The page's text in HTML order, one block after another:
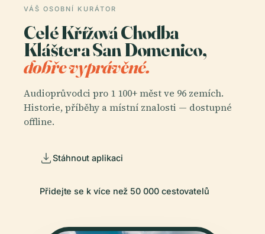
VÁŠ OSOBNÍ KURÁTOR
Celé Křížová Chodba
Kláštera San Domenico,
dobře vyprávěné.
Audioprůvodci pro 1 100+ měst ve 96 zemích.
Historie, příběhy a místní znalosti — dostupné
offline.
Stáhnout aplikaci
Přidejte se k více než 50 000 cestovatelů